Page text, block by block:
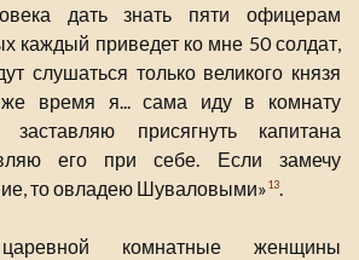
дать знать пяти офицерам
каждый приведет ко мне 50 солдат,
слушаться только великого князя
время я... сама иду в комнату
присягнуть капитана
его при себе. Если замечу
то овладею Шуваловыми»13
комнатные женщины